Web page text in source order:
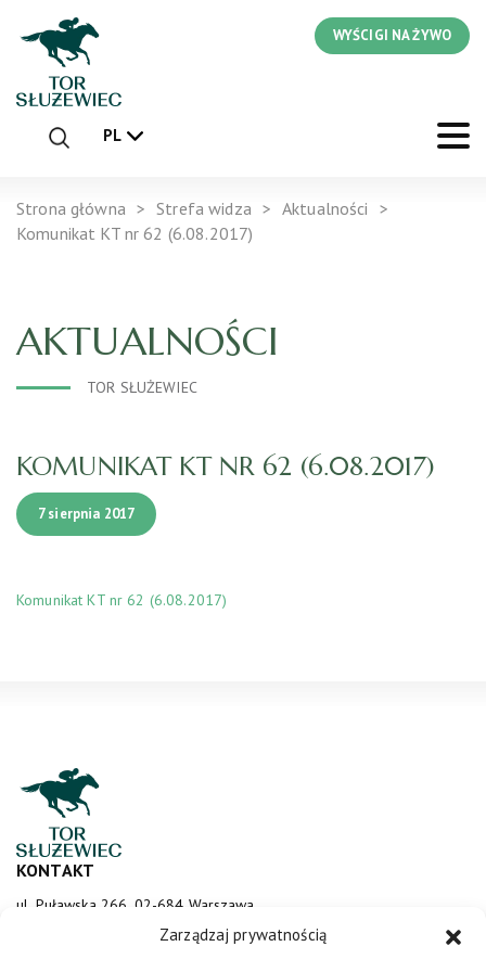
Zarządzaj prywatnością
WYŚCIGI NA ŻYWO
PL
Strona główna Strefa widza
Aktualności
Komunikat KT nr 62 (6.08.2017)
AKTUALNOŚCI
TOR SŁUŻEWIEC
KOMUNIKAT KT NR 62 (6.08.2017)
7 sierpnia 2017
Komunikat KT nr 62 (6.08.2017)
KONTAKT
ul. Puławska 266, 02-684 Warszawa
sluzewiec@totalizator.pl